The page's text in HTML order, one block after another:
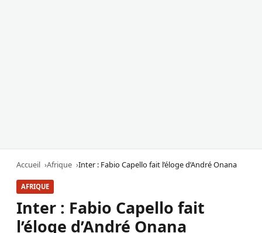
Accueil Afrique Inter : Fabio Capello fait l’éloge d’André Onana
AFRIQUE
Inter : Fabio Capello fait
l’éloge d’André Onana